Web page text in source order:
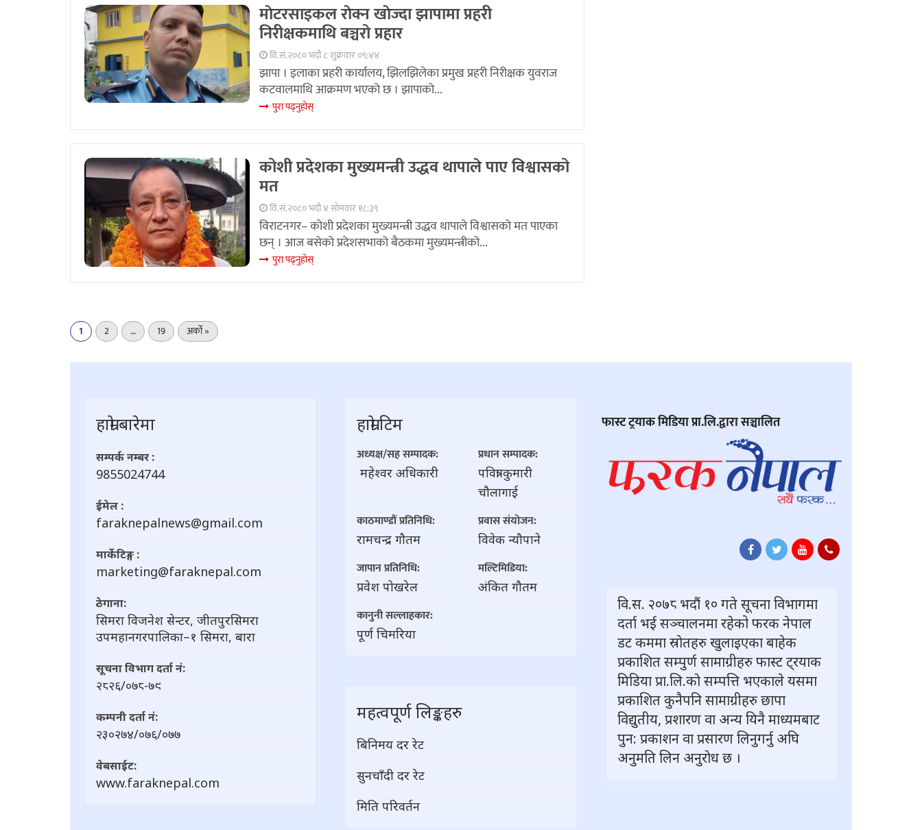
माेटरसाइकल राेक्न खाेज्दा झापामा प्रहरी
निरीक्षकमाथि बञ्चरो प्रहार
वि.सं.२०८० भदौ ८ शुक्रवार ०९:४४
झापा । इलाका प्रहरी कार्यालय, झिलझिलेका प्रमुख प्रहरी निरीक्षक युवराज
कटवालमाथि आक्रमण भएको छ । झापाको...
पुरा पढ्नुहाेस्
कोशी प्रदेशका मुख्यमन्त्री उद्धव थापाले पाए विश्वासको
मत
वि.सं.२०८० भदौ ४ सोमवार १८:३९
विराटनगर– कोशी प्रदेशका मुख्यमन्त्री उद्धव थापाले विश्वासको मत पाएका
छन् । आज बसेको प्रदेशसभाको बैठकमा मुख्यमन्त्रीको...
पुरा पढ्नुहाेस्
1 2 … 19 अर्को »
हाम्राे बारेमा
सम्पर्क नम्बर :
9855024744
ईमेल :
faraknepalnews@gmail.com
मार्केटिङ्ग :
marketing@faraknepal.com
ठेगाना:
सिमरा विजनेश सेन्टर, जीतपुरसिमरा
उपमहानगरपालिका–१ सिमरा, बारा
सूचना विभाग दर्ता नं:
२८२६/०७८-७९
कम्पनी दर्ता नं:
२३०२७४/०७६/०७७
वेबसाईट:
www.faraknepal.com
हाम्राे टिम
अध्यक्ष/सह सम्पादक:
महेश्वर अधिकारी
प्रधान सम्पादक:
पवित्रा कुमारी
चौलागाई
काठमाण्डौं प्रतिनिधि:
रामचन्द्र गाैतम
प्रवास संयोजन:
विवेक न्यौपाने
जापान प्रतिनिधि:
प्रवेश पोखरेल
मल्टिमिडिया:
अंकित गौतम
कानुनी सल्लाहकार:
पूर्ण चिमरिया
महत्वपूर्ण लिङ्कहरु
बिनिमय दर रेट
सुनचाँदी दर रेट
मिति परिवर्तन
फास्ट ट्रयाक मिडिया प्रा.लि.द्वारा सञ्चालित
वि.स. २०७८ भदौं १० गते सूचना विभागमा
दर्ता भई सञ्चालनमा रहेको फरक नेपाल
डट कममा स्राेतहरु खुलाइएका बाहेक
प्रकाशित सम्पुर्ण सामाग्रीहरु फास्ट ट्रयाक
मिडिया प्रा.लि.काे सम्पत्ति भएकाले यसमा
प्रकाशित कुनैपनि सामाग्रीहरु छापा
विद्युतीय, प्रशारण वा अन्य यिनै माध्यमबाट
पुन: प्रकाशन वा प्रसारण लिनुगर्नु अघि
अनुमति लिन अनुराेध छ ।